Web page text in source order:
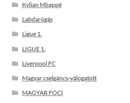
Kylian Mbappé
Labdarúgás
Ligue 1.
LIGUE 1.
Liverpool FC
Magyar cselgáncs-válogatott
MAGYAR FOCI